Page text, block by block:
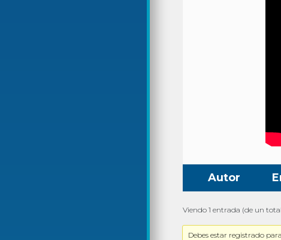
Autor
Viendo 1 entrada (de un total
Debes estar registrado